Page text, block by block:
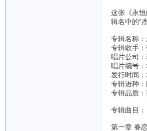
这张《永
辑名中的“
专辑名称
专辑歌手
唱片公司
唱片编号
发行时间
专辑语种
专辑品质
专辑曲目：
第一章 眷